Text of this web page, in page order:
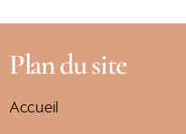
Plan du site
Accueil